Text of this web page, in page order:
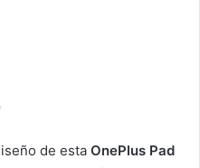
de esta OnePlus Pad